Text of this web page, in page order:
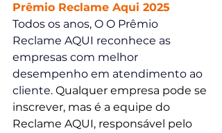
Prêmio Reclame Aqui 2025
Todos os anos, O O Prêmio
Reclame AQUI reconhece as
empresas com melhor
desempenho em atendimento ao
cliente. Qualquer empresa pode se
inscrever, mas é a equipe do
Reclame AQUI, responsável pelo